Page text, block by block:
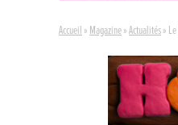
Accueil » Magazine»Actualités»